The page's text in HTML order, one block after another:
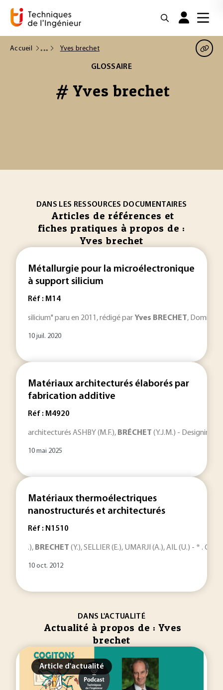
Accueil Yves brechet
GLOSSAIRE
# Yves brechet
DANS LES RESSOURCES DOCUMENTAIRES
Articles de références et
fiches pratiques à propos de :
Yves brechet
Métallurgie pour la microélectronique
à support silicium
Réf : M14
silicium" paru en 2011, rédigé par Yves BRECHET,
10 juil. 2020
Matériaux architecturés élaborés par
fabrication additive
Réf : M4920
architecturés ASHBY (M.F.), BRÉCHET (Y.J.M.) - Designing
10 mai 2025
Matériaux thermoélectriques
nanostructurés et architecturés
Réf : N1510
.), BRECHET (Y.), SELLIER (E.), UMARJI (A.), AIL (U.) - * .
10 oct. 2012
DANS L'ACTUALITÉ
Actualité à propos de : Yves
brechet
Article d'actualité